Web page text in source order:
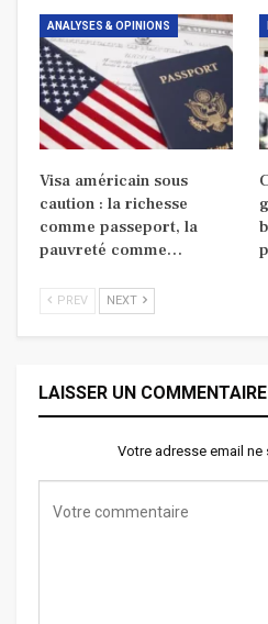
ANALYSES & OPINIONS
Visa américain sous
caution : la richesse
comme passeport, la
pauvreté comme…
PREV NEXT
LAISSER UN COMMENTAIRE
Votre adresse email ne